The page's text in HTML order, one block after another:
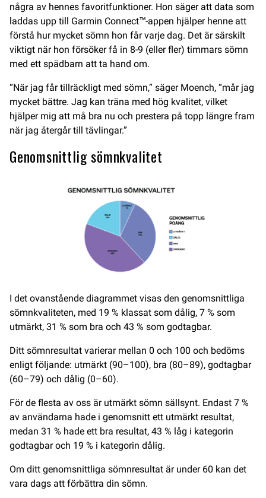
några av hennes favoritfunktioner. Hon säger att data som
laddas upp till Garmin Connect™-appen hjälper henne att
förstå hur mycket sömn hon får varje dag. Det är särskilt
viktigt när hon försöker få in 8-9 (eller fler) timmars sömn
med ett spädbarn att ta hand om.
“När jag får tillräckligt med sömn,” säger Moench, “mår jag
mycket bättre. Jag kan träna med hög kvalitet, vilket
hjälper mig att må bra nu och prestera på topp längre fram
när jag återgår till tävlingar.”
Genomsnittlig sömnkvalitet
I det ovanstående diagrammet visas den genomsnittliga
sömnkvaliteten, med 19 % klassat som dålig, 7 % som
utmärkt, 31 % som bra och 43 % som godtagbar.
Ditt sömnresultat varierar mellan 0 och 100 och bedöms
enligt följande: utmärkt (90–100), bra (80–89), godtagbar
(60–79) och dålig (0–60).
För de flesta av oss är utmärkt sömn sällsynt. Endast 7 %
av användarna hade i genomsnitt ett utmärkt resultat,
medan 31 % hade ett bra resultat, 43 % låg i kategorin
godtagbar och 19 % i kategorin dålig.
Om ditt genomsnittliga sömnresultat är under 60 kan det
vara dags att förbättra din sömn.